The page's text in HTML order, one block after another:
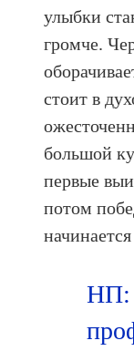
улыбки
громче.
стоит в
большой
первые
потом
НП: